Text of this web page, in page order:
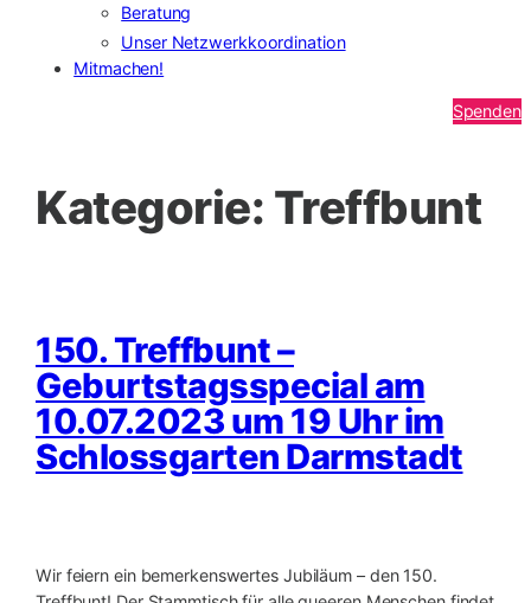
Beratung
Unser Netzwerkkoordination
Mitmachen!
Spenden
Kategorie: Treffbunt
150. Treffbunt –
Geburtstagsspecial am
10.07.2023 um 19 Uhr im
Schlossgarten Darmstadt
Wir feiern ein bemerkenswertes Jubiläum – den 150.